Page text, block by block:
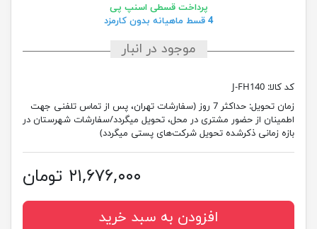
پرداخت قسطی اسنپ پی
4 قسط ماهیانه بدون کارمزد
موجود در انبار
کد کالا: J-FH140
زمان تحویل:
حداکثر 7 روز (سفارشات تهران، پس از تماس تلفنی جهت
اطمینان از حضور مشتری در محل، تحویل میگردد/سفارشات شهرستان در
بازه زمانی ذکرشده تحویل شرکت‌های پستی میگردد)
۲۱,۶۷۶,۰۰۰ تومان
افزودن به سبد خرید